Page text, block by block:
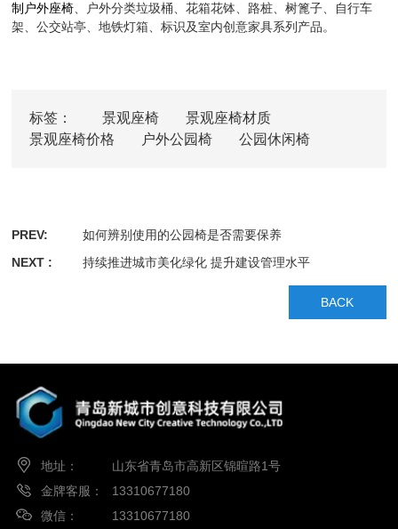
制户外座椅 、户外分类垃圾桶、花箱花钵、路桩、树篦子、自行车
架、公交站亭、地铁灯箱、标识及室内创意家具系列产品。
标签： 景观座椅
景观座椅材质
景观座椅价格
户外公园椅 公园休闲椅
PREV:
如何辨别使用的公园椅是否需要保养
NEXT :
持续推进城市美化绿化 提升建设管理水平
BACK
地址：
山东省青岛市高新区锦暄路1号
金牌客服：
13310677180
微信：
13310677180